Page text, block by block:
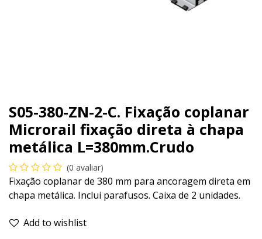
S05-380-ZN-2-C. Fixação coplanar
Microrail fixação direta à chapa
metálica L=380mm.Crudo
(0 avaliar)
Fixação coplanar de 380 mm para ancoragem direta em
chapa metálica. Inclui parafusos. Caixa de 2 unidades.
Add to wishlist